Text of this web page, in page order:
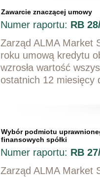
Zawarcie znaczącej umowy
Numer raportu: RB
Zarząd ALMA Market
roku umową kredytu
wzrosła wartość
ostatnich 12 miesięcy
Wybór podmiotu
finansowych spółki
Numer raportu: RB
Zarząd ALMA Market